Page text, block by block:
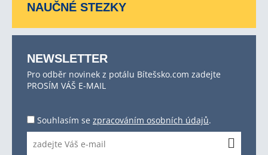
NAUČNÉ STEZKY
NEWSLETTER
Pro odběr novinek z potálu Bítešsko.com zadejte
PROSÍM VÁŠ E-MAIL
Souhlasím se zpracováním osobních údajů.